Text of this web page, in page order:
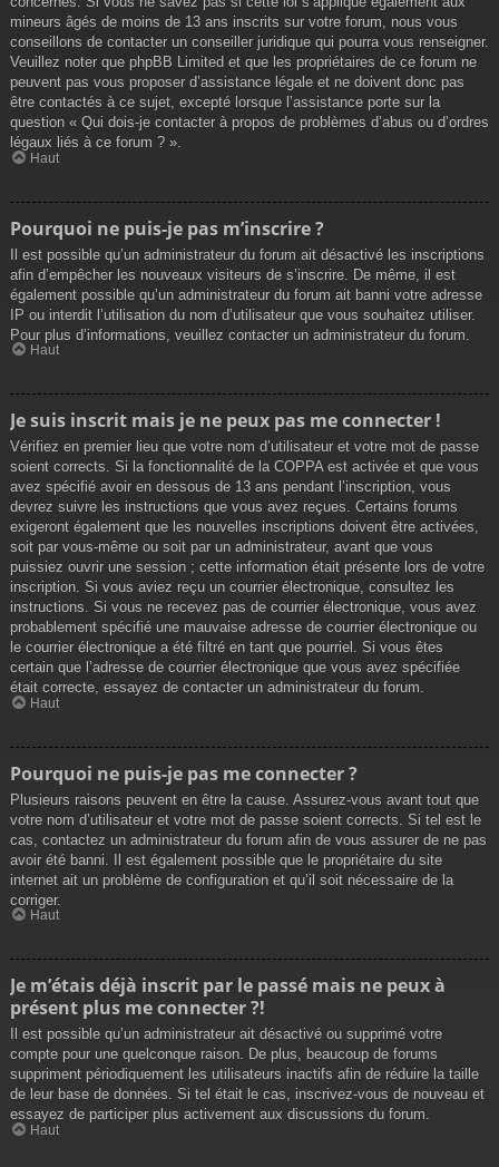
mineurs âgés de moins de 13 ans inscrits sur votre forum, nous vous
conseillons de contacter un conseiller juridique qui pourra vous renseigner.
Veuillez noter que phpBB Limited et que les propriétaires de ce forum ne
peuvent pas vous proposer d’assistance légale et ne doivent donc pas
être contactés à ce sujet, excepté lorsque l’assistance porte sur la
question « Qui dois-je contacter à propos de problèmes d’abus ou d’ordres
légaux liés à ce forum ? ».
Haut
Pourquoi ne puis-je pas m’inscrire ?
Il est possible qu’un administrateur du forum ait désactivé les inscriptions
afin d’empêcher les nouveaux visiteurs de s’inscrire. De même, il est
également possible qu’un administrateur du forum ait banni votre adresse
IP ou interdit l’utilisation du nom d’utilisateur que vous souhaitez utiliser.
Pour plus d’informations, veuillez contacter un administrateur du forum.
Haut
Je suis inscrit mais je ne peux pas me connecter !
Vérifiez en premier lieu que votre nom d’utilisateur et votre mot de passe
soient corrects. Si la fonctionnalité de la COPPA est activée et que vous
avez spécifié avoir en dessous de 13 ans pendant l’inscription, vous
devrez suivre les instructions que vous avez reçues. Certains forums
exigeront également que les nouvelles inscriptions doivent être activées,
soit par vous-même ou soit par un administrateur, avant que vous
puissiez ouvrir une session ; cette information était présente lors de votre
inscription. Si vous aviez reçu un courrier électronique, consultez les
instructions. Si vous ne recevez pas de courrier électronique, vous avez
probablement spécifié une mauvaise adresse de courrier électronique ou
le courrier électronique a été filtré en tant que pourriel. Si vous êtes
certain que l’adresse de courrier électronique que vous avez spécifiée
était correcte, essayez de contacter un administrateur du forum.
Haut
Pourquoi ne puis-je pas me connecter ?
Plusieurs raisons peuvent en être la cause. Assurez-vous avant tout que
votre nom d’utilisateur et votre mot de passe soient corrects. Si tel est le
cas, contactez un administrateur du forum afin de vous assurer de ne pas
avoir été banni. Il est également possible que le propriétaire du site
internet ait un problème de configuration et qu’il soit nécessaire de la
corriger.
Haut
Je m’étais déjà inscrit par le passé mais ne peux à
présent plus me connecter ?!
Il est possible qu’un administrateur ait désactivé ou supprimé votre
compte pour une quelconque raison. De plus, beaucoup de forums
suppriment périodiquement les utilisateurs inactifs afin de réduire la taille
de leur base de données. Si tel était le cas, inscrivez-vous de nouveau et
essayez de participer plus activement aux discussions du forum.
Haut